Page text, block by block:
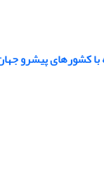
کشورهای پیشرو